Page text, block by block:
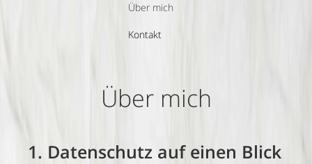
Über mich
Kontakt
Über mich
1. Datenschutz auf einen Blick